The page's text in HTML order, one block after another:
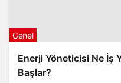
Enerji Yöneticisi Ne İş
Başlar?
Genel